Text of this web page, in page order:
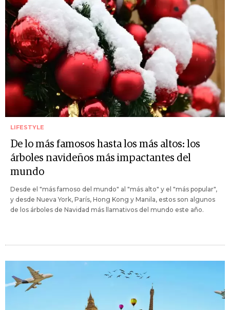
LIFESTYLE
De lo más famosos hasta los más altos: los
árboles navideños más impactantes del
mundo
Desde el "más famoso del mundo" al "más alto" y el "más popular",
y desde Nueva York, París, Hong Kong y Manila, estos son algunos
de los árboles de Navidad más llamativos del mundo este año.